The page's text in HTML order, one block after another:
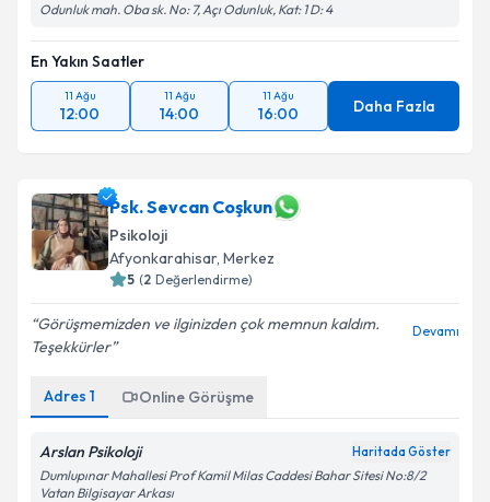
Odunluk mah. Oba sk. No: 7, Açı Odunluk, Kat: 1 D: 4
En Yakın Saatler
11 Ağu
12:00
11 Ağu
14:00
11 Ağu
16:00 Daha Fazla
Psk. Sevcan Coşkun
Psikoloji
Afyonkarahisar, Merkez
5 (2 Değerlendirme)
Görüşmemizden ve ilginizden çok memnun kaldım.
Teşekkürler
Devamı
Adres 1 Online Görüşme
Arslan Psikoloji Haritada Göster
Dumlupınar Mahallesi Prof Kamil Milas Caddesi Bahar Sitesi No:8/2
Vatan Bilgisayar Arkası